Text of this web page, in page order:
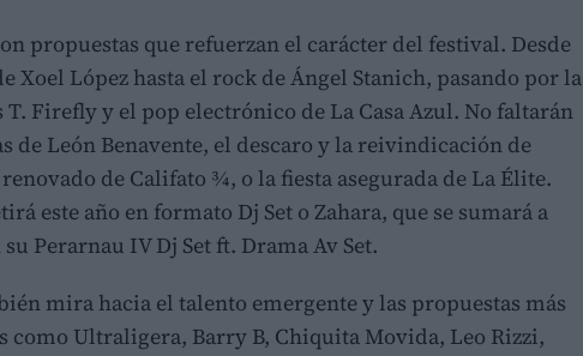
propuestas que refuerzan el carácter del festival. Desde
Xoel López hasta el rock de Ángel Stanich, pasando por la
Firefly y el pop electrónico de La Casa Azul. No faltarán
de León Benavente, el descaro y la reivindicación de
de Califato ¾, o la fiesta asegurada de La Élite.
este año en formato Dj Set o Zahara, que se sumará a
Perarnau IV Dj Set ft. Drama Av Set.
mira hacia el talento emergente y las propuestas más
como Ultraligera, Barry B, Chiquita Movida, Leo Rizzi,